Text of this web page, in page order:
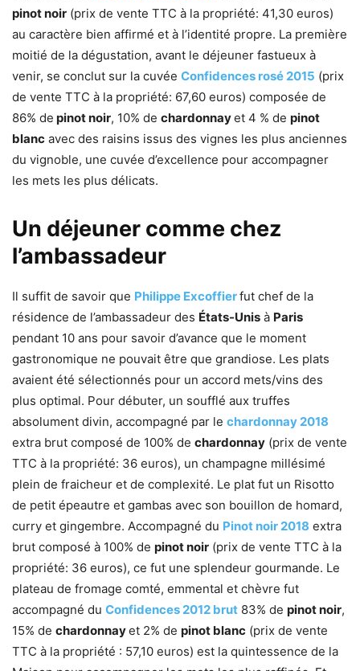
pinot noir (prix de vente TTC à la propriété: 41,30 euros)
au caractère bien affirmé et à l’identité propre. La première
moitié de la dégustation, avant le déjeuner fastueux à
venir, se conclut sur la cuvée Confidences rosé 2015 (prix
de vente TTC à la propriété: 67,60 euros) composée de
86% de pinot noir, 10% de chardonnayet 4 % de pinot
blanc avec des raisins issus des vignes les plus anciennes
du vignoble, une cuvée d’excellence pour accompagner
les mets les plus délicats.
Un déjeuner comme chez
l’ambassadeur
Il suffit de savoir que Philippe Excoffierfut chef de la
résidence de l’ambassadeur des États-Unis à Paris
pendant 10 ans pour savoir d’avance que le moment
gastronomique ne pouvait être que grandiose. Les plats
avaient été sélectionnés pour un accord mets/vins des
plus optimal. Pour débuter, un soufflé aux truffes
absolument divin, accompagné par le chardonnay 2018
extra brut composé de 100% de chardonnay (prix de vente
TTC à la propriété: 36 euros), un champagne millésimé
plein de fraicheur et de complexité. Le plat fut un Risotto
de petit épeautre et gambas avec son bouillon de homard,
curry et gingembre. Accompagné du Pinot noir 2018 extra
brut composé à 100% de pinot noir (prix de vente TTC à la
propriété: 36 euros), ce fut une splendeur gourmande. Le
plateau de fromage comté, emmental et chèvre fut
accompagné du Confidences 2012 brut 83% de pinot noir,
15% de chardonnayet 2% de pinot blanc (prix de vente
TTC à la propriété : 57,10 euros) est la quintessence de la